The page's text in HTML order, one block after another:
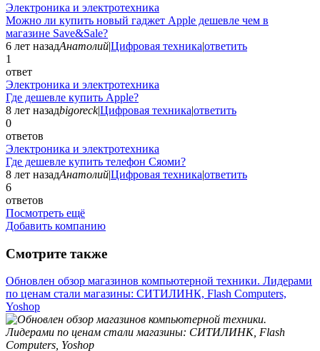
Электроника и электротехника
Можно ли купить новый гаджет Apple дешевле чем в
магазине Save&Sale?
6 лет назадАнатолий|Цифровая техника|ответить
1
ответ
Электроника и электротехника
Где дешевле купить Apple?
8 лет назадbigoreck|Цифровая техника|ответить
0
ответов
Электроника и электротехника
Где дешевле купить телефон Сяоми?
8 лет назадАнатолий|Цифровая техника|ответить
6
ответов
Посмотреть ещё
Добавить компанию
Смотрите также
Обновлен обзор магазинов компьютерной техники. Лидерами
по ценам стали магазины: СИТИЛИНК, Flash Computers,
Yoshop